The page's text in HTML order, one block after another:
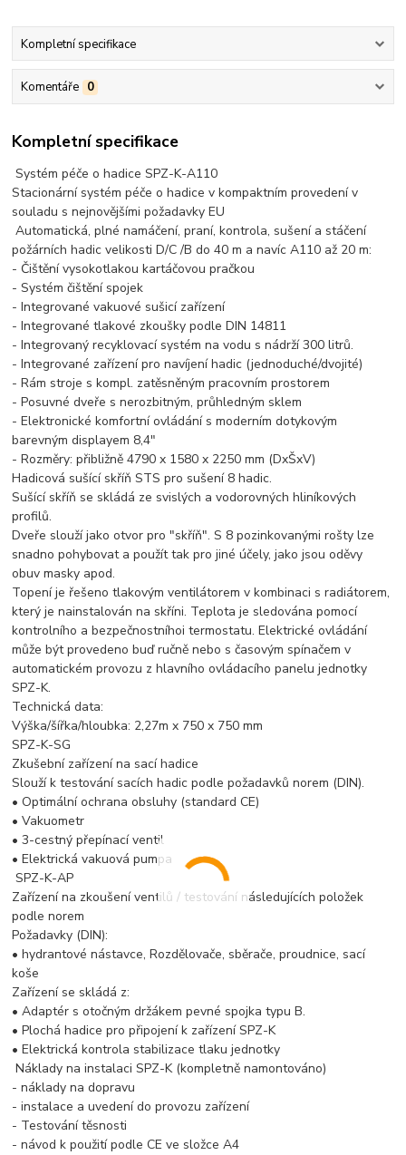
Kompletní specifikace
Komentáře 0
Kompletní specifikace
Systém péče o hadice SPZ-K-A110
Stacionární systém péče o hadice v kompaktním provedení v
souladu s nejnovějšími požadavky EU
Automatická, plné namáčení, praní, kontrola, sušení a stáčení
požárních hadic velikosti D/C /B do 40 m a navíc A110 až 20 m:
- Čištění vysokotlakou kartáčovou pračkou
- Systém čištění spojek
- Integrované vakuové sušicí zařízení
- Integrované tlakové zkoušky podle DIN 14811
- Integrovaný recyklovací systém na vodu s nádrží 300 litrů.
- Integrované zařízení pro navíjení hadic (jednoduché/dvojité)
- Rám stroje s kompl. zatěsněným pracovním prostorem
- Posuvné dveře s nerozbitným, průhledným sklem
- Elektronické komfortní ovládání s moderním dotykovým
barevným displayem 8,4"
- Rozměry: přibližně 4790 x 1580 x 2250 mm (DxŠxV)
Hadicová sušící skříň STS pro sušení 8 hadic.
Sušící skříň se skládá ze svislých a vodorovných hliníkových
profilů.
Dveře slouží jako otvor pro "skříň". S 8 pozinkovanými rošty lze
snadno pohybovat a použít tak pro jiné účely, jako jsou oděvy
obuv masky apod.
Topení je řešeno tlakovým ventilátorem v kombinaci s radiátorem,
který je nainstalován na skříni. Teplota je sledována pomocí
kontrolního a bezpečnostníhoi termostatu. Elektrické ovládání
může být provedeno buď ručně nebo s časovým spínačem v
automatickém provozu z hlavního ovládacího panelu jednotky
SPZ-K.
Technická data:
Výška/šířka/hloubka: 2,27m x 750 x 750 mm
SPZ-K-SG
Zkušební zařízení na sací hadice
Slouží k testování sacích hadic podle požadavků norem (DIN).
• Optimální ochrana obsluhy (standard CE)
• Vakuometr
• 3-cestný přepínací ventil
• Elektrická vakuová pumpa
SPZ-K-AP
Zařízení na zkoušení ventilů / testování následujících položek
podle norem
Požadavky (DIN):
• hydrantové nástavce, Rozdělovače, sběrače, proudnice, sací
koše
Zařízení se skládá z:
• Adaptér s otočným držákem pevné spojka typu B.
• Plochá hadice pro připojení k zařízení SPZ-K
• Elektrická kontrola stabilizace tlaku jednotky
Náklady na instalaci SPZ-K (kompletně namontováno)
- náklady na dopravu
- instalace a uvedení do provozu zařízení
- Testování těsnosti
- návod k použití podle CE ve složce A4